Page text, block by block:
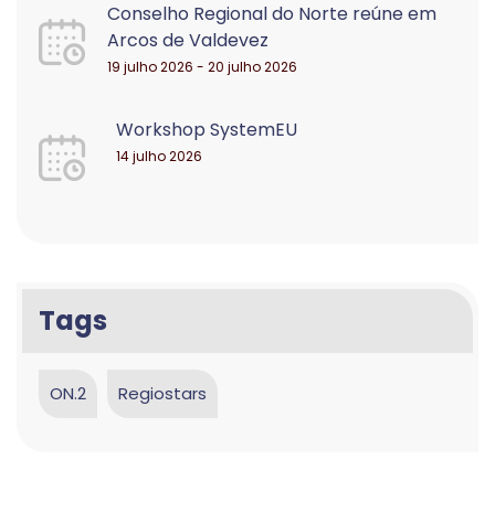
Conselho Regional do Norte reúne em
Arcos de Valdevez
19 julho 2026 - 20 julho 2026
Workshop SystemEU
14 julho 2026
Tags
ON.2 Regiostars